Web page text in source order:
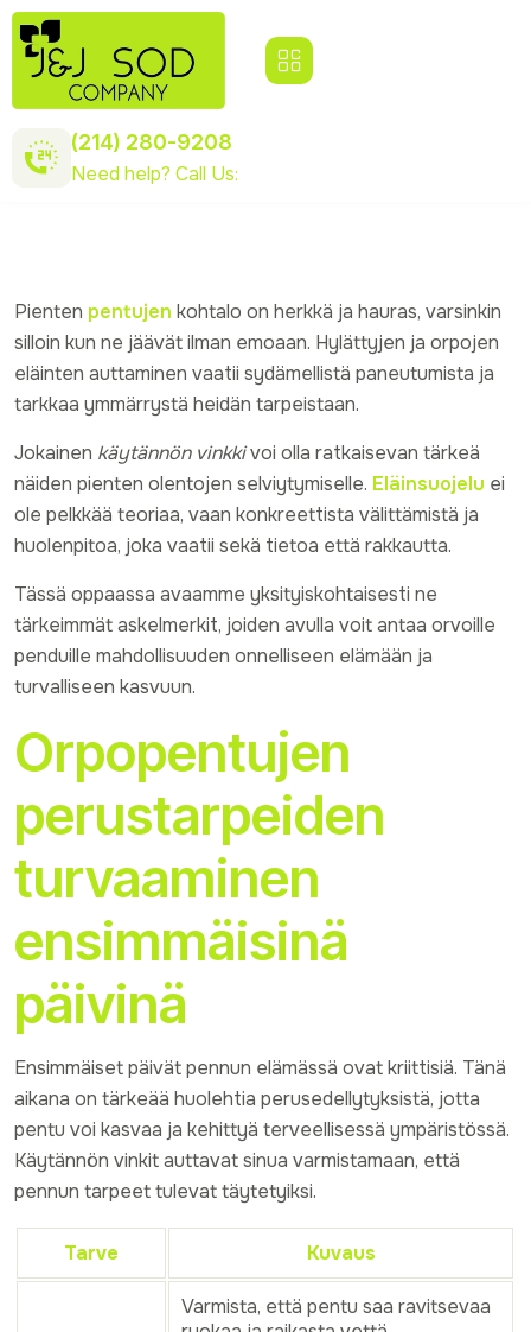
Need help? Call Us:
(214) 280-9208
Pienten pentujen kohtalo on herkkä ja hauras, varsinkin
silloin kun ne jäävät ilman emoaan. Hylättyjen ja orpojen
eläinten auttaminen vaatii sydämellistä paneutumista ja
tarkkaa ymmärrystä heidän tarpeistaan.
Jokainen käytännön vinkkivoi olla ratkaisevan tärkeä
näiden pienten olentojen selviytymiselle. Eläinsuojelu ei
ole pelkkää teoriaa, vaan konkreettista välittämistä ja
huolenpitoa, joka vaatii sekä tietoa että rakkautta.
Tässä oppaassa avaamme yksityiskohtaisesti ne
tärkeimmät askelmerkit, joiden avulla voit antaa orvoille
penduille mahdollisuuden onnelliseen elämään ja
turvalliseen kasvuun.
Orpopentujen
perustarpeiden
turvaaminen
ensimmäisinä
päivinä
Ensimmäiset päivät pennun elämässä ovat kriittisiä. Tänä
aikana on tärkeää huolehtia perusedellytyksistä, jotta
pentu voi kasvaa ja kehittyä terveellisessä ympäristössä.
Käytännön vinkit auttavat sinua varmistamaan, että
pennun tarpeet tulevat täytetyiksi.
Tarve Kuvaus
Varmista, että pentu saa ravitsevaa